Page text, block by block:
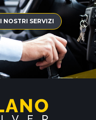
I NOSTRI SERVIZI